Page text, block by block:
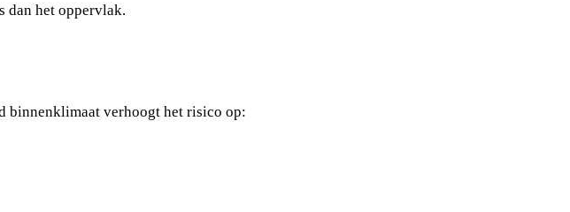
dan het oppervlak.
binnenklimaat verhoogt het risico op: